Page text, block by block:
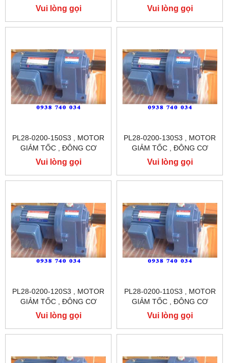
GIẢM TỐC CHÂN ĐẾ
TUNGLEE
Vui lòng gọi
GIẢM TỐC CHÂN ĐẾ
TUNGLEE
Vui lòng gọi
PL28-0200-150S3 , MOTOR
GIẢM TỐC , ĐÔNG CƠ
GIẢM TỐC CHÂN ĐẾ
TUNGLEE
Vui lòng gọi
PL28-0200-130S3 , MOTOR
GIẢM TỐC , ĐÔNG CƠ
GIẢM TỐC CHÂN ĐẾ
TUNGLEE
Vui lòng gọi
PL28-0200-120S3 , MOTOR
GIẢM TỐC , ĐÔNG CƠ
GIẢM TỐC CHÂN ĐẾ
TUNGLEE
Vui lòng gọi
PL28-0200-110S3 , MOTOR
GIẢM TỐC , ĐÔNG CƠ
GIẢM TỐC CHÂN ĐẾ
TUNGLEE
Vui lòng gọi